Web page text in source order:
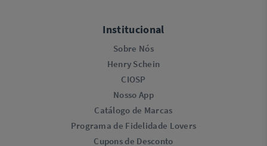
Institucional
Sobre Nós
Henry Schein
CIOSP
Nosso App
Catálogo de Marcas
Programa de Fidelidade Lovers​
Cupons de Desconto